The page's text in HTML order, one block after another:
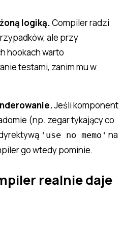
logiką.Compiler radzi
ale przy
hookach warto
testami, zanim mu w
Jeśli komponent
(np. zegar tykający co
'use no memo' na
go wtedy pominie.
realnie daje